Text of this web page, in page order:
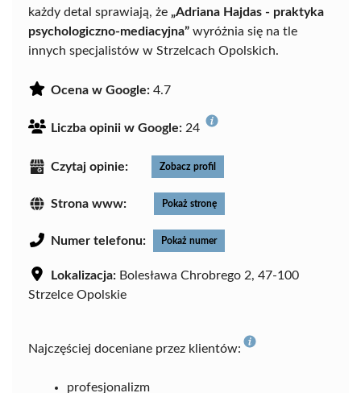
każdy detal sprawiają, że „Adriana Hajdas - praktyka
psychologiczno-mediacyjna” wyróżnia się na tle
innych specjalistów w Strzelcach Opolskich.
Ocena w Google: 4.7
Liczba opinii w Google: 24
Czytaj opinie: Zobacz profil
Strona www: Pokaż stronę
Numer telefonu: Pokaż numer
Lokalizacja: Bolesława Chrobrego 2, 47-100
Strzelce Opolskie
Najczęściej doceniane przez klientów:
profesjonalizm